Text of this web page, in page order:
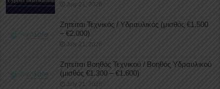
July 21, 2026
Ζητείται Τεχνικός / Υδραυλικός (μισθός €1.500
– €2.000)
July 21, 2026
Ζητείται Βοηθός Τεχνικού / Βοηθός Υδραυλικού
(μισθός €1.300 – €1.600)
July 21, 2026